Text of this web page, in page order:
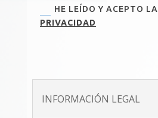
HE LEÍDO Y ACEPTO LA
PRIVACIDAD
INFORMACIÓN LEGAL